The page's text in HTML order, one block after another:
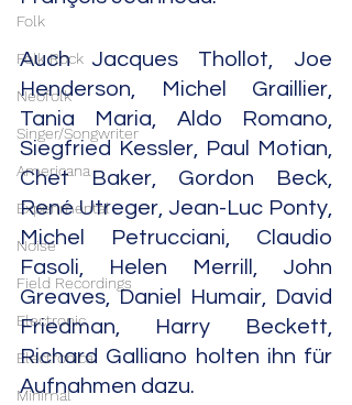
Folk
Folk Rock
Neofolk
Singer/Songwriter
Americana
Experimental
Noise
Field Recordings
Electronic
Electronica
Minimal
Auch Jacques Thollot, Joe
Henderson, Michel Graillier,
Tania Maria, Aldo Romano,
Siegfried Kessler, Paul Motian,
Chet Baker, Gordon Beck,
René Utreger, Jean-Luc Ponty,
Michel Petrucciani, Claudio
Fasoli, Helen Merrill, John
Greaves, Daniel Humair, David
Friedman, Harry Beckett,
Richard Galliano holten ihn für
Aufnahmen dazu.